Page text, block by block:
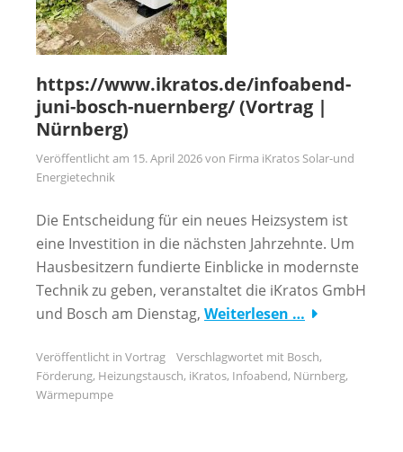
https://www.ikratos.de/infoabend-
juni-bosch-nuernberg/ (Vortrag |
Nürnberg)
Veröffentlicht am 15. April 2026von Firma iKratos Solar-und
Energietechnik
Die Entscheidung für ein neues Heizsystem ist
eine Investition in die nächsten Jahrzehnte. Um
Hausbesitzern fundierte Einblicke in modernste
Technik zu geben, veranstaltet die iKratos GmbH
und Bosch am Dienstag, Weiterlesen …
Veröffentlicht in Vortrag Verschlagwortet mit Bosch,
Förderung, Heizungstausch, iKratos, Infoabend, Nürnberg,
Wärmepumpe